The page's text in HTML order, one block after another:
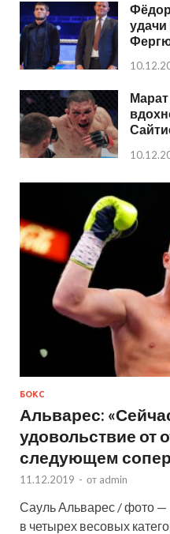
Марат
БОКС
Альварес:
удовольствие от
следующем
11.12.2019 - от admin
Сауль Альварес / фото —
в четырех весовых